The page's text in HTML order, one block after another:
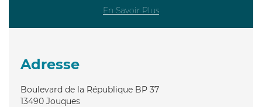
En Savoir Plus
Adresse
Boulevard de la République BP 37
13490 Jouques